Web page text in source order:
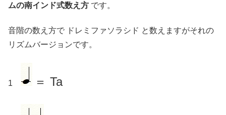
ムの南インド式数え方 です。
音階の数え方で ドレミファソラシド と数えますがそれの
リズムバージョンです。
1 ＝ Ta